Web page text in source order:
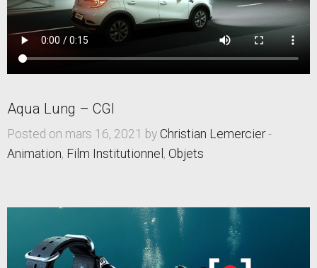
Aqua Lung – CGI
Posted on mars 16, 2021 by Christian Lemercier-
Animation, Film Institutionnel , Objets